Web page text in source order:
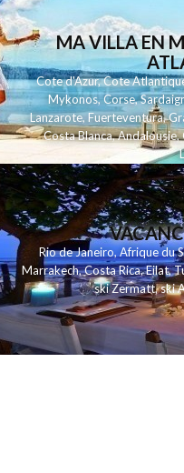
MA VILLA EN
Cote d'Azur,Cote
Mykonos,Corse,
Lanzarote,Fuerteventura,
Costa Blanca,Andalousie,
Rio de Janeiro,Afrique du
Marrakech,Costa Rica,Eilat,
ski Zermatt,ski